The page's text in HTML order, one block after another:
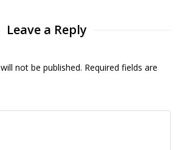
Leave a Reply
not be published. Required fields are